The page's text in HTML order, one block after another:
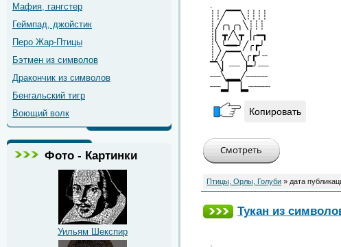
Мафия, гангстер
Геймпад, джойстик
Перо Жар-Птицы
Бэтмен из символов
Дракончик из символов
Бенгальский тигр
Воющий волк
Фото - Картинки
Уильям Шекспир
┊┊╱▔▔╲┊┊┊┊
┊╱╭╮╭╮╲┊┊┊
┊▏┳╱╲┳▕╭━┓
┊╲╰━━╯╱╭┏╯
┊╱╱▔▔╲╭┏╯┈
▔╲▏┈┈▕━╯┈┈
┈┈╲▂▂╱┈┈┈┈
┈┈▂▏▕▂┈┈┈┈
Копировать
Птицы, Орлы, Голуби » дата
Тукан из